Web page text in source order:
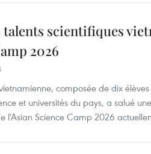
talents scientifiques
2026
composée de dix
et universités du pays, a salué
l'Asian Science Camp 2026